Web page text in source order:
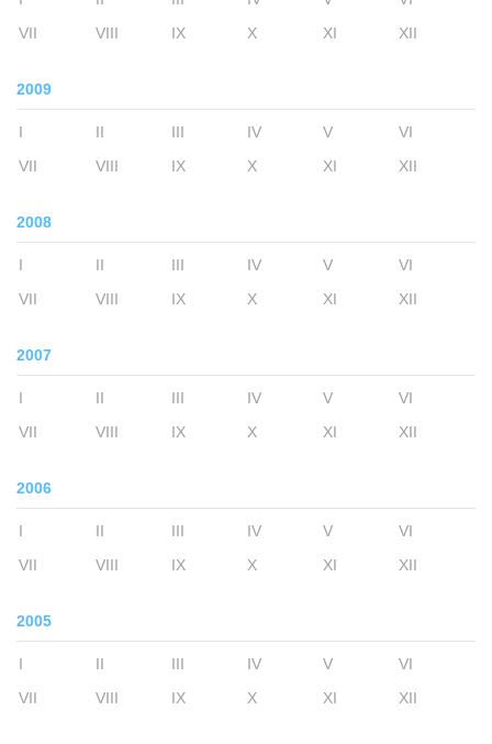
VII
VIII IX X XI XII
2009
I II III IV V
VI
VII
VIII IX X XI XII
2008
I II III IV V
VI
VII
VIII IX X XI XII
2007
I II III IV V
VI
VII
VIII IX X XI XII
2006
I II III IV V
VI
VII
VIII IX X XI XII
2005
I II III IV V
VI
VII
VIII IX X XI XII